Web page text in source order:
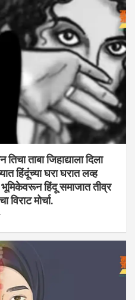
ताबा जिहाद्याला दिला
हिंदूंच्या घरा घरात लव्ह
हिंदू समाजात तीव्र
मोर्चा.